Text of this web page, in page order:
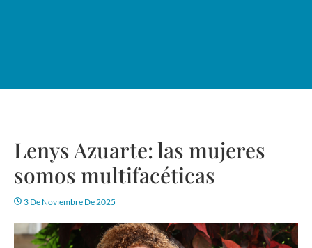
Lenys Azuarte: las mujeres
somos multifacéticas
3 De Noviembre De 2025